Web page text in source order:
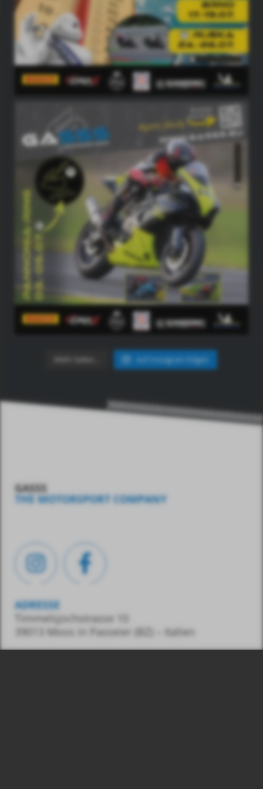
Mehr laden… Auf Instagram folgen
GASSS
THE MOTORSPORT COMPANY
ADRESSE
Timmelsjochstrasse 10
39013 Moos in Passeier (BZ) – Italien